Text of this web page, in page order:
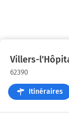
Villers-
62390
Itinéraires